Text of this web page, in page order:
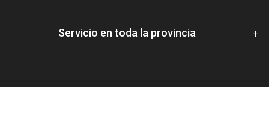
Servicio en toda la provincia